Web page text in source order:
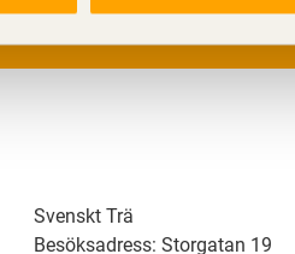
Svenskt Trä
Besöksadress: Storgatan 19